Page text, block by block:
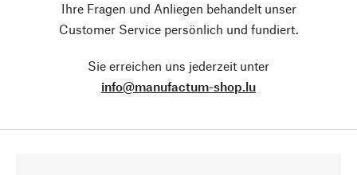
Ihre Fragen und Anliegen behandelt unser
Customer Service persönlich und fundiert.
Sie erreichen uns jederzeit unter
info@manufactum-shop.lu